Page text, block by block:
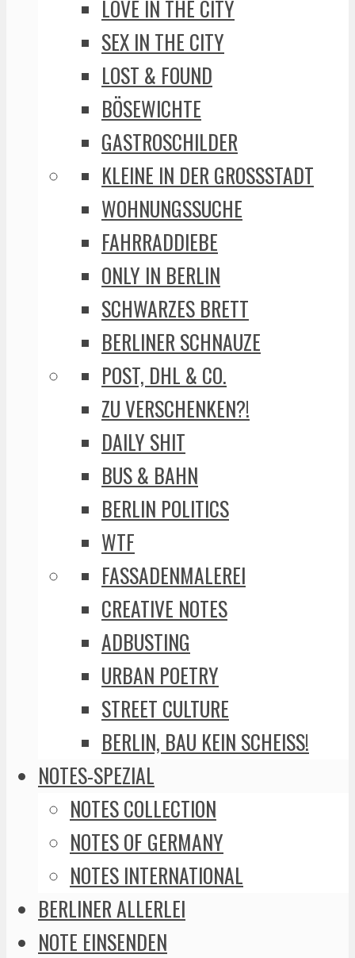
LOVE IN THE CITY
SEX IN THE CITY
LOST & FOUND
BÖSEWICHTE
GASTROSCHILDER
KLEINE IN DER GROSSSTADT
WOHNUNGSSUCHE
FAHRRADDIEBE
ONLY IN BERLIN
SCHWARZES BRETT
BERLINER SCHNAUZE
POST, DHL & CO.
ZU VERSCHENKEN?!
DAILY SHIT
BUS & BAHN
BERLIN POLITICS
WTF
FASSADENMALEREI
CREATIVE NOTES
ADBUSTING
URBAN POETRY
STREET CULTURE
BERLIN, BAU KEIN SCHEISS!
NOTES-SPEZIAL
NOTES COLLECTION
NOTES OF GERMANY
NOTES INTERNATIONAL
BERLINER ALLERLEI
NOTE EINSENDEN